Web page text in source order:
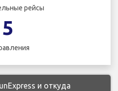
рейсы
5
и откуда